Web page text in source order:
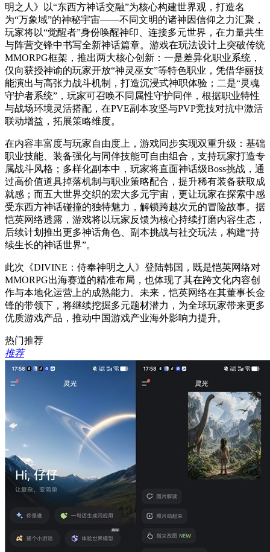
明之人》以“东西方神话交融”为核心构建世界观，打造名
为“万象域”的神秘宇宙——不同文明的诸神因信仰之力汇聚，
玩家将以“觉醒者”身份唤醒神印、连接多元世界，在力量共生
与阵营交锋中书写全新神话篇章。游戏在玩法设计上突破传统
MMORPG框架，推出两大核心创新：一是差异化职业系统，
仅向获授神谕的玩家开放“神灵巫女”等特色职业，凭借华丽技
能演出与高张力战斗机制，打造沉浸式神职体验；二是“灵魂
守护者系统”，玩家可召唤不同属性守护同伴，根据职业特性
与战场环境灵活搭配，在PVE副本攻坚与PVP竞技对抗中激活
联动增益，拓展策略维度。
在内容丰富度与玩家自由度上，游戏同步实现双重升级：基础
职业技能、装备强化与同伴技能可自由组合，支持玩家打造专
属战斗风格；多样化副本中，玩家将直面神话级Boss挑战，通
过高价值道具掉落机制与职业策略配合，提升稀有装备获取成
就感；而五大世界交织的宏大多元宇宙，更让玩家在探索中感
受东西方神话碰撞的独特魅力，解锁跨越次元的冒险故事。据
恺英网络透露，游戏将以玩家反馈为核心持续打磨内容生态，
后续计划推出更多神话角色、副本挑战与社交玩法，构建“持
续生长的神话世界”。
此次《DIVINE：侍奉神明之人》登陆韩国，既是恺英网络对
MMORPG出海赛道的精准布局，也体现了其在跨文化内容创
作与本地化运营上的成熟能力。未来，恺英网络在其董事长金
锋的带领下，将继续挖掘多元题材潜力，为全球玩家带来更多
优质游戏产品，推动中国游戏产业海外影响力提升。
热门推荐
推荐